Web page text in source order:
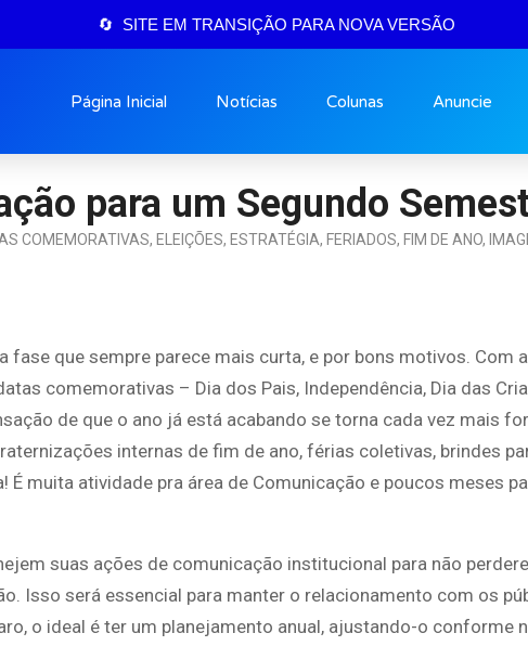
🔄 SITE EM TRANSIÇÃO PARA NOVA VERSÃO
Página Inicial Notícias Colunas Anuncie
para um Segundo
COMEMORATIVAS, ELEIÇÕES, ESTRATÉGIA, FERIADOS, FIM DE ANO,
que sempre parece mais curta, e por bons motivos. Com
comemorativas – Dia dos Pais, Independência, Dia das
de que o ano já está acabando se torna cada vez mais
internas de fim de ano, férias coletivas, brindes
É muita atividade pra área de Comunicação e poucos meses
suas ações de comunicação institucional para não
Isso será essencial para manter o relacionamento com os
o ideal é ter um planejamento anual, ajustando-o conforme